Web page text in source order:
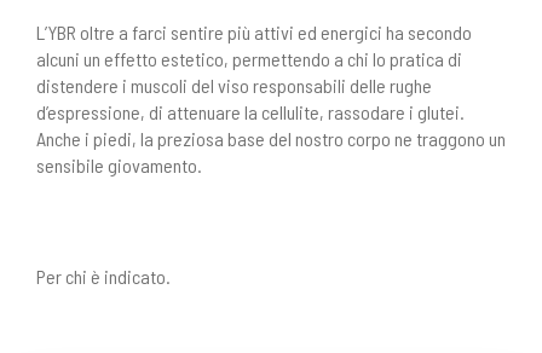
L’YBR oltre a farci sentire più attivi ed energici ha secondo
alcuni un effetto estetico, permettendo a chi lo pratica di
distendere i muscoli del viso responsabili delle rughe
d’espressione, di attenuare la cellulite, rassodare i glutei.
Anche i piedi, la preziosa base del nostro corpo ne traggono un
sensibile giovamento.
Per chi è indicato.